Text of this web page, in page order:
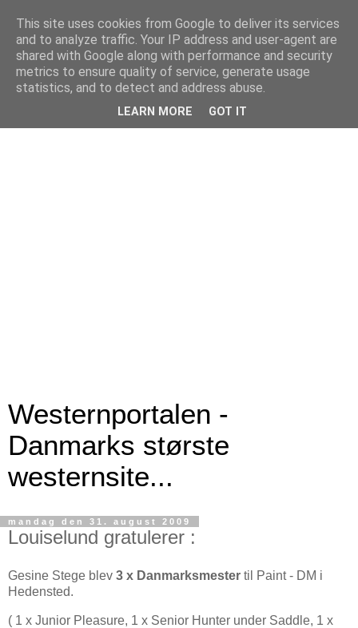
Westernportalen -
Danmarks største
westernsite...
mandag den 31. august 2009
Louiselund gratulerer :
Gesine Stege blev 3 x Danmarksmester til Paint - DM i
Hedensted.
( 1 x Junior Pleasure, 1 x Senior Hunter under Saddle, 1 x
This site uses cookies from Google to deliver its services
and to analyze traffic. Your IP address and user-agent are
shared with Google along with performance and security
metrics to ensure quality of service, generate usage
statistics, and to detect and address abuse.
LEARN MORE GOT IT